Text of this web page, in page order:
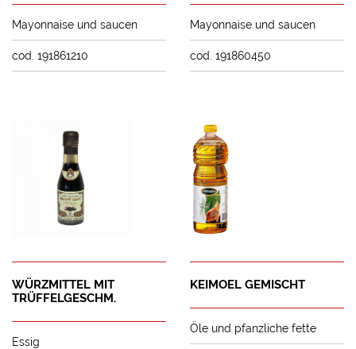
Mayonnaise und saucen
cod. 191861210
Mayonnaise und saucen
cod. 191860450
WÜRZMITTEL MIT
TRÜFFELGESCHM.
Essig
KEIMOEL GEMISCHT
Öle und pfanzliche fette